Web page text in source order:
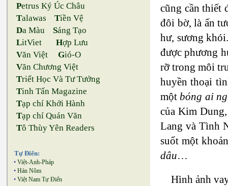
Petrus Ký Úc Châu
Talawas Tiền Vệ
Da Màu Sáng Tạo
LitViet Hợp Lưu
Văn Việt Gió-O
Văn Chương Việt
Triết Học Và Tư Tưởng
Tinh Tấn Magazine
Tạp chí Khởi Hành
Tạp chí Quán Văn
Tô Thùy Yên Readers
Tự Điển:
• Việt-Anh-Pháp
• Hán Nôm
• Việt Nam Tự Điển
cũng cần thiết
đôi bờ, là ấn
hư, sương
được phương
rỡ trong môi
huyền thoại
mộtbóng ai
của Kim
Lang và Tình
suốt một
dâu…
Hình ảnh